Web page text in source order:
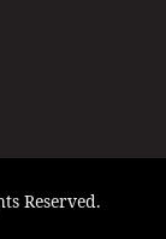
Reserved.